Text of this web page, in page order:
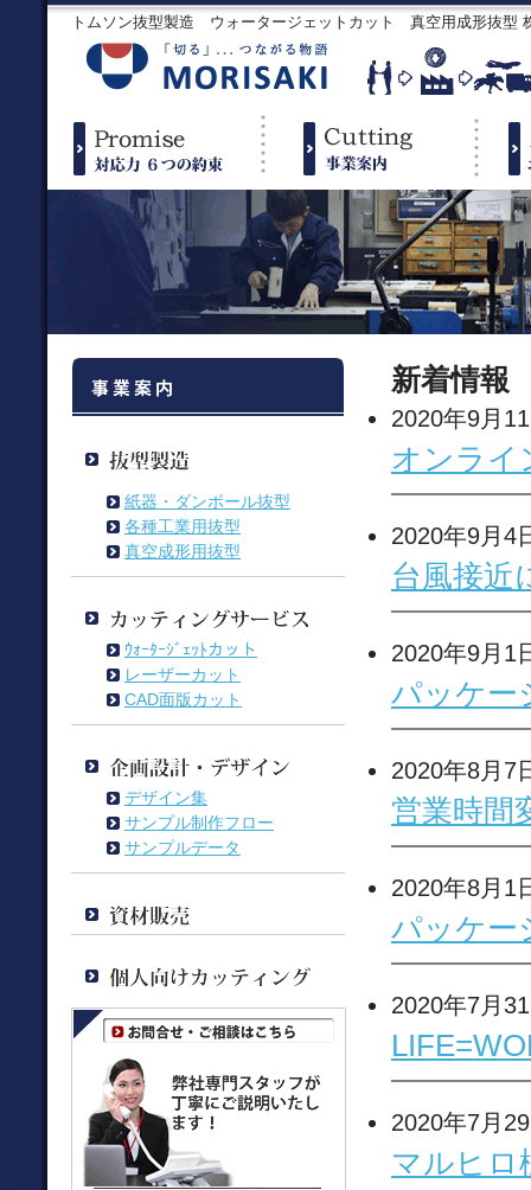
トムソン抜型製造 ウォータージェットカット 真空用成形抜
紙器・ダンボール抜型
各種工業用抜型
真空成形用抜型
ｳｫｰﾀｰｼﾞｪｯﾄカット
レーザーカット
CAD面版カット
デザイン集
サンプル制作フロー
サンプルデータ
新着情報
2020年9月
オンライ
2020年9月4
台風接近
2020年9月1
パッケー
2020年8月7
営業時間
2020年8月1
パッケー
2020年7月
2020年7月
マルヒロ